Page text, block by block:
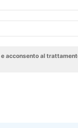
e acconsento al